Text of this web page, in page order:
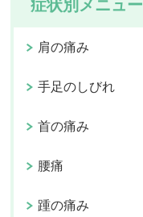
症状別メニュー
肩の痛み
手足のしびれ
首の痛み
腰痛
踵の痛み